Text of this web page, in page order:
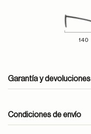
140
Garantía y devoluciones
Condiciones de envío